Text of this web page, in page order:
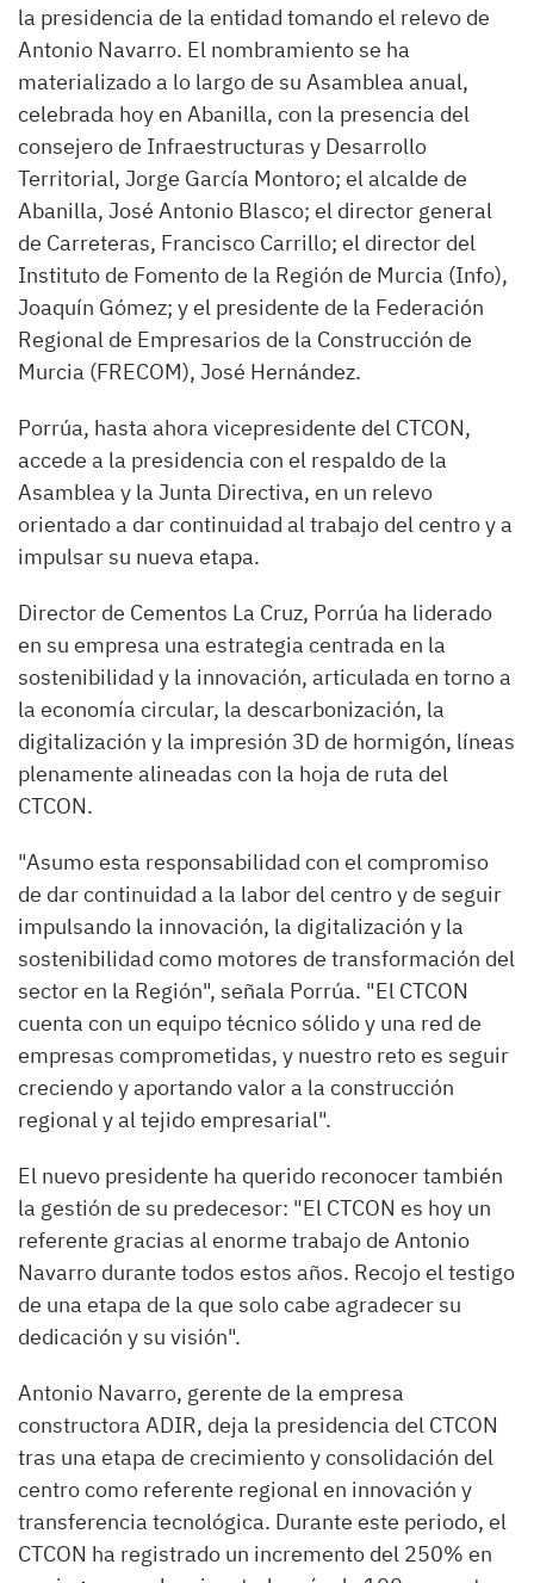
la presidencia de la entidad tomando el relevo de
Antonio Navarro. El nombramiento se ha
materializado a lo largo de su Asamblea anual,
celebrada hoy en Abanilla, con la presencia del
consejero de Infraestructuras y Desarrollo
Territorial, Jorge García Montoro; el alcalde de
Abanilla, José Antonio Blasco; el director general
de Carreteras, Francisco Carrillo; el director del
Instituto de Fomento de la Región de Murcia (Info),
Joaquín Gómez; y el presidente de la Federación
Regional de Empresarios de la Construcción de
Murcia (FRECOM), José Hernández.
Porrúa, hasta ahora vicepresidente del CTCON,
accede a la presidencia con el respaldo de la
Asamblea y la Junta Directiva, en un relevo
orientado a dar continuidad al trabajo del centro y a
impulsar su nueva etapa.
Director de Cementos La Cruz, Porrúa ha liderado
en su empresa una estrategia centrada en la
sostenibilidad y la innovación, articulada en torno a
la economía circular, la descarbonización, la
digitalización y la impresión 3D de hormigón, líneas
plenamente alineadas con la hoja de ruta del
CTCON.
"Asumo esta responsabilidad con el compromiso
de dar continuidad a la labor del centro y de seguir
impulsando la innovación, la digitalización y la
sostenibilidad como motores de transformación del
sector en la Región", señala Porrúa. "El CTCON
cuenta con un equipo técnico sólido y una red de
empresas comprometidas, y nuestro reto es seguir
creciendo y aportando valor a la construcción
regional y al tejido empresarial".
El nuevo presidente ha querido reconocer también
la gestión de su predecesor: "El CTCON es hoy un
referente gracias al enorme trabajo de Antonio
Navarro durante todos estos años. Recojo el testigo
de una etapa de la que solo cabe agradecer su
dedicación y su visión".
Antonio Navarro, gerente de la empresa
constructora ADIR, deja la presidencia del CTCON
tras una etapa de crecimiento y consolidación del
centro como referente regional en innovación y
transferencia tecnológica. Durante este periodo, el
CTCON ha registrado un incremento del 250% en